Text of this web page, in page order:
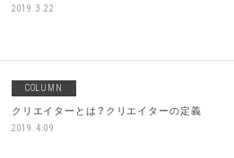
2019.3.22
COLUMN
クリエイターとは？クリエイターの定義
2019.4.09